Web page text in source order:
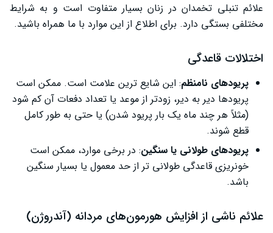
از کجا بفهمیم تنبلی تخمدان داریم؟ (تشخیص تنبلی تخمدان)
سخن پایانی
علائم تنبلی تخمدان در زنان بسیار متفاوت است و به شرایط
مختلفی بستگی دارد. برای اطلاع از این موارد با ما همراه باشید.
اختلالات قاعدگی
پریودهای نامنظم: این شایع ترین علامت است. ممکن است
پریودها دیر به دیر، زودتر از موعد یا تعداد دفعات آن کم شود
(مثلاً هر چند ماه یک بار پریود شدن) یا حتی به طور کامل
قطع شوند.
پریودهای طولانی یا سنگین: در برخی موارد، ممکن است
خونریزی قاعدگی طولانی تر از حد معمول یا بسیار سنگین
باشد.
علائم ناشی از افزایش هورمون‌های مردانه (آندروژن)